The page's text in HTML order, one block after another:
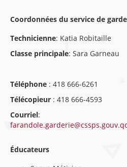
Coordonnées du service de garde
Technicienne: Katia Robitaille
Classe principale: Sara Garneau
Téléphone : 418 666-6261
Télécopieur : 418 666-4593
Courriel:
Éducateurs